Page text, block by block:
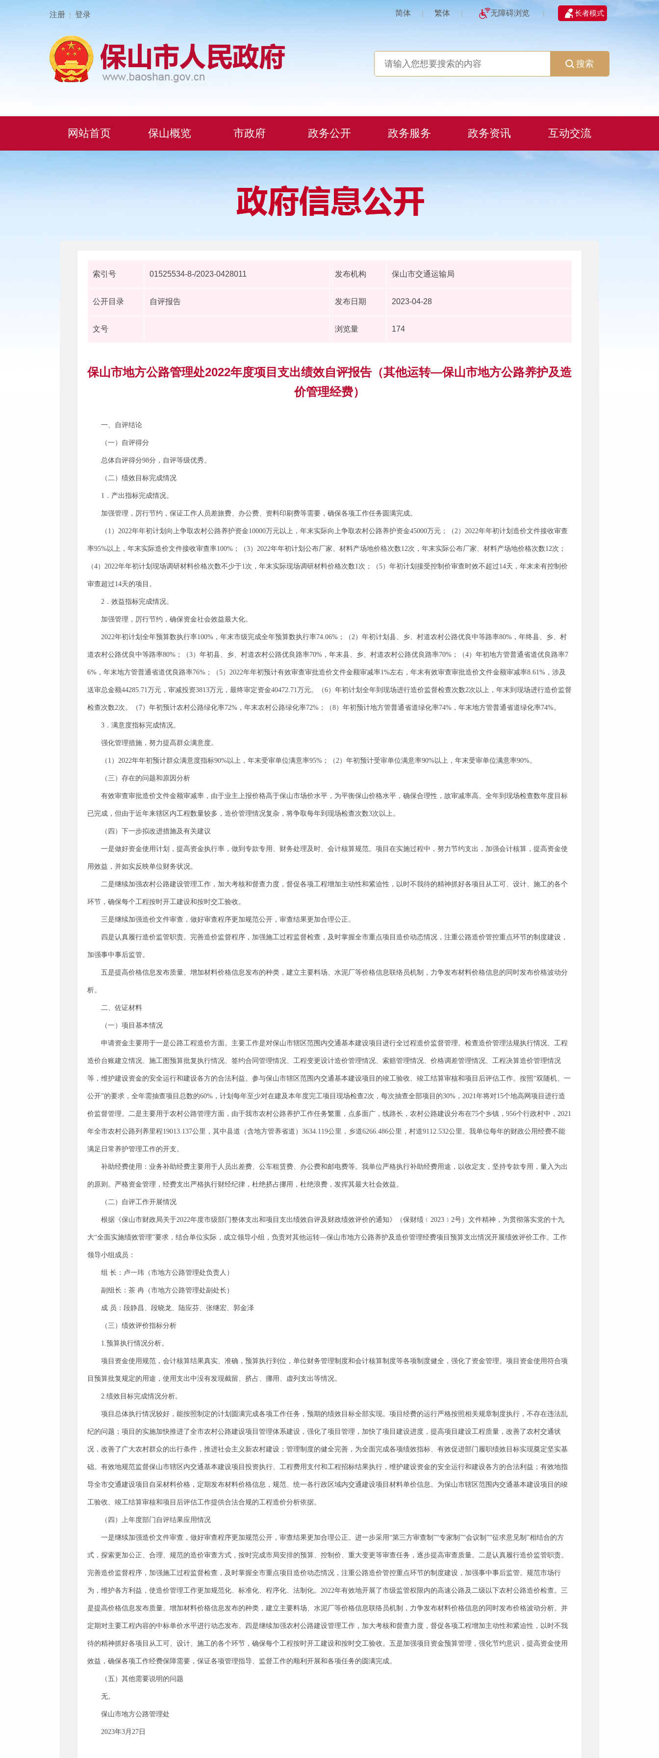
注册 | 登录 简体 | 繁体 | 无障碍浏览 | 长者模式
搜索
网站首页 保山概览 市政府 政务公开 政务服务 政务资讯 互动交流
索引号 01525534-8-/2023-0428011 发布机构 保山市交通运输局
公开目录 自评报告 发布日期 2023-04-28
文号 浏览量 174
保山市地方公路管理处2022年度项目支出绩效自评报告（其他运转—保山市地方公路养护及造
价管理经费）
一、自评结论
（一）自评得分
总体自评得分98分，自评等级优秀。
（二）绩效目标完成情况
1．产出指标完成情况。
加强管理，厉行节约，保证工作人员差旅费、办公费、资料印刷费等需要，确保各项工作任务圆满完成。
（1）2022年年初计划向上争取农村公路养护资金10000万元以上，年末实际向上争取农村公路养护资金45000万元；（2）2022年年初计划造价文件接收审查
率95%以上，年末实际造价文件接收审查率100%；（3）2022年年初计划公布厂家、材料产场地价格次数12次，年末实际公布厂家、材料产场地价格次数12次；
（4）2022年年初计划现场调研材料价格次数不少于1次，年末实际现场调研材料价格次数1次；（5）年初计划接受控制价审查时效不超过14天，年末未有控制价
审查超过14天的项目。
2．效益指标完成情况。
加强管理，厉行节约，确保资金社会效益最大化。
2022年初计划全年预算数执行率100%，年末市级完成全年预算数执行率74.06%；（2）年初计划县、乡、村道农村公路优良中等路率80%，年终县、乡、村
道农村公路优良中等路率80%；（3）年初县、乡、村道农村公路优良路率70%，年末县、乡、村道农村公路优良路率70%；（4）年初地方管普通省道优良路率7
6%，年末地方管普通省道优良路率76%；（5）2022年年初预计有效审查审批造价文件金额审减率1%左右，年末有效审查审批造价文件金额审减率8.61%，涉及
送审总金额44285.71万元，审减投资3813万元，最终审定资金40472.71万元。（6）年初计划全年到现场进行造价监督检查次数2次以上，年末到现场进行造价监督
检查次数2次。（7）年初预计农村公路绿化率72%，年末农村公路绿化率72%；（8）年初预计地方管普通省道绿化率74%，年末地方管普通省道绿化率74%。
3．满意度指标完成情况。
强化管理措施，努力提高群众满意度。
（1）2022年年初预计群众满意度指标90%以上，年末受审单位满意率95%；（2）年初预计受审单位满意率90%以上，年末受审单位满意率90%。
（三）存在的问题和原因分析
有效审查审批造价文件金额审减率，由于业主上报价格高于保山市场价水平，为平衡保山价格水平，确保合理性，故审减率高。全年到现场检查数年度目标
已完成，但由于近年来辖区内工程数量较多，造价管理情况复杂，将争取每年到现场检查次数3次以上。
（四）下一步拟改进措施及有关建议
一是做好资金使用计划，提高资金执行率，做到专款专用、财务处理及时、会计核算规范。项目在实施过程中，努力节约支出，加强会计核算，提高资金使
用效益，并如实反映单位财务状况。
二是继续加强农村公路建设管理工作，加大考核和督查力度，督促各项工程增加主动性和紧迫性，以时不我待的精神抓好各项目从工可、设计、施工的各个
环节，确保每个工程按时开工建设和按时交工验收。
三是继续加强造价文件审查，做好审查程序更加规范公开，审查结果更加合理公正。
四是认真履行造价监管职责。完善造价监督程序，加强施工过程监督检查，及时掌握全市重点项目造价动态情况，注重公路造价管控重点环节的制度建设，
加强事中事后监管。
五是提高价格信息发布质量。增加材料价格信息发布的种类，建立主要料场、水泥厂等价格信息联络员机制，力争发布材料价格信息的同时发布价格波动分
析。
二、佐证材料
（一）项目基本情况
申请资金主要用于一是公路工程造价方面。主要工作是对保山市辖区范围内交通基本建设项目进行全过程造价监督管理。检查造价管理法规执行情况、工程
造价台账建立情况、施工图预算批复执行情况、签约合同管理情况、工程变更设计造价管理情况、索赔管理情况、价格调差管理情况、工程决算造价管理情况
等，维护建设资金的安全运行和建设各方的合法利益。参与保山市辖区范围内交通基本建设项目的竣工验收、竣工结算审核和项目后评估工作。按照“双随机、一
公开”的要求，全年需抽查项目总数的60%，计划每年至少对在建及本年度完工项目现场检查2次，每次抽查全部项目的30%，2021年将对15个地高网项目进行造
价监督管理。二是主要用于农村公路管理方面，由于我市农村公路养护工作任务繁重，点多面广，线路长，农村公路建设分布在75个乡镇，956个行政村中，2021
年全市农村公路列养里程19013.137公里，其中县道（含地方管养省道）3634.119公里，乡道6266.486公里，村道9112.532公里。我单位每年的财政公用经费不能
满足日常养护管理工作的开支。
补助经费使用：业务补助经费主要用于人员出差费、公车租赁费、办公费和邮电费等。我单位严格执行补助经费用途，以收定支，坚持专款专用，量入为出
的原则。严格资金管理，经费支出严格执行财经纪律，杜绝挤占挪用，杜绝浪费，发挥其最大社会效益。
（二）自评工作开展情况
根据《保山市财政局关于2022年度市级部门整体支出和项目支出绩效自评及财政绩效评价的通知》（保财绩﹝2023﹞2号）文件精神，为贯彻落实党的十九
大“全面实施绩效管理”要求，结合单位实际，成立领导小组，负责对其他运转—保山市地方公路养护及造价管理经费项目预算支出情况开展绩效评价工作。工作
领导小组成员：
组 长：卢一玮（市地方公路管理处负责人）
副组长：茶 冉（市地方公路管理处副处长）
成 员：段静昌、段晓龙、陆应芬、张继宏、郭金泽
（三）绩效评价指标分析
1.预算执行情况分析。
项目资金使用规范，会计核算结果真实、准确，预算执行到位，单位财务管理制度和会计核算制度等各项制度健全，强化了资金管理。项目资金使用符合项
目预算批复规定的用途，使用支出中没有发现截留、挤占、挪用、虚列支出等情况。
2.绩效目标完成情况分析。
项目总体执行情况较好，能按照制定的计划圆满完成各项工作任务，预期的绩效目标全部实现。项目经费的运行严格按照相关规章制度执行，不存在违法乱
纪的问题；项目的实施加快推进了全市农村公路建设项目管理体系建设，强化了项目管理，加快了项目建设进度，提高项目建设工程质量，改善了农村交通状
况，改善了广大农村群众的出行条件，推进社会主义新农村建设；管理制度的健全完善，为全面完成各项绩效指标、有效促进部门履职绩效目标实现奠定坚实基
础。有效地规范监督保山市辖区内交通基本建设项目投资执行、工程费用支付和工程招标结果执行，维护建设资金的安全运行和建设各方的合法利益；有效地指
导全市交通建设项目自采材料价格，定期发布材料价格信息，规范、统一各行政区域内交通建设项目材料单价信息。为保山市辖区范围内交通基本建设项目的竣
工验收、竣工结算审核和项目后评估工作提供合法合规的工程造价分析依据。
（四）上年度部门自评结果应用情况
一是继续加强造价文件审查，做好审查程序更加规范公开，审查结果更加合理公正。进一步采用“第三方审查制”“专家制”“会议制”“征求意见制”相结合的方
式，探索更加公正、合理、规范的造价审查方式，按时完成市局安排的预算、控制价、重大变更等审查任务，逐步提高审查质量。二是认真履行造价监管职责。
完善造价监督程序，加强施工过程监督检查，及时掌握全市重点项目造价动态情况，注重公路造价管控重点环节的制度建设，加强事中事后监管。规范市场行
为，维护各方利益，使造价管理工作更加规范化、标准化、程序化、法制化。2022年有效地开展了市级监管权限内的高速公路及二级以下农村公路造价检查。三
是提高价格信息发布质量。增加材料价格信息发布的种类，建立主要料场、水泥厂等价格信息联络员机制，力争发布材料价格信息的同时发布价格波动分析。并
定期对主要工程内容的中标单价水平进行动态发布。四是继续加强农村公路建设管理工作，加大考核和督查力度，督促各项工程增加主动性和紧迫性，以时不我
待的精神抓好各项目从工可、设计、施工的各个环节，确保每个工程按时开工建设和按时交工验收。五是加强项目资金预算管理，强化节约意识，提高资金使用
效益，确保各项工作经费保障需要，保证各项管理指导、监督工作的顺利开展和各项任务的圆满完成。
（五）其他需要说明的问题
无。
保山市地方公路管理处
2023年3月27日